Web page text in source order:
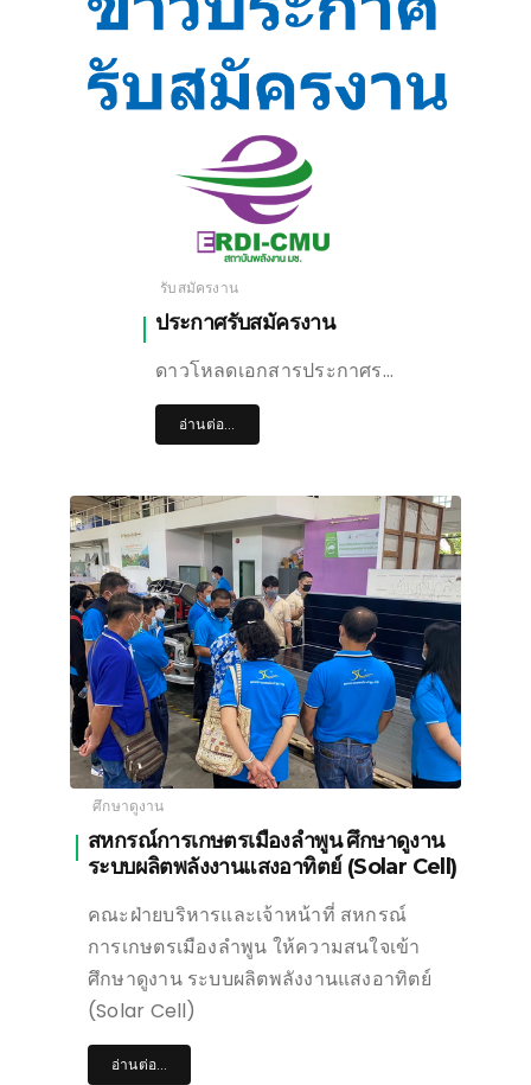
รับสมัครงาน
ประกาศรับสมัครงาน
ดาวโหลดเอกสารประกาศร…
อ่านต่อ...
ศึกษาดูงาน
สหกรณ์การเกษตรเมืองลำพูน ศึกษาดูงาน
ระบบผลิตพลังงานแสงอาทิตย์ (Solar Cell)
คณะฝ่ายบริหารและเจ้าหน้าที่ สหกรณ์
การเกษตรเมืองลำพูน ให้ความสนใจเข้า
ศึกษาดูงาน ระบบผลิตพลังงานแสงอาทิตย์
(Solar Cell)
อ่านต่อ...